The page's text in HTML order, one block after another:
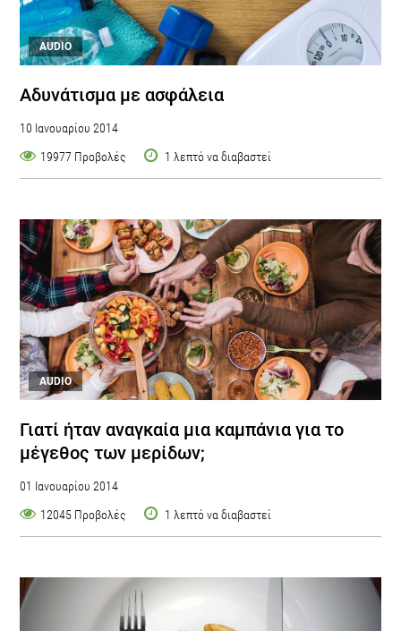
AUDIO
Αδυνάτισμα με ασφάλεια
10 Ιανουαρίου 2014
19977 Προβολές
1 λεπτό να διαβαστεί
AUDIO
Γιατί ήταν αναγκαία μια καμπάνια για το
μέγεθος των μερίδων;
01 Ιανουαρίου 2014
12045 Προβολές
1 λεπτό να διαβαστεί